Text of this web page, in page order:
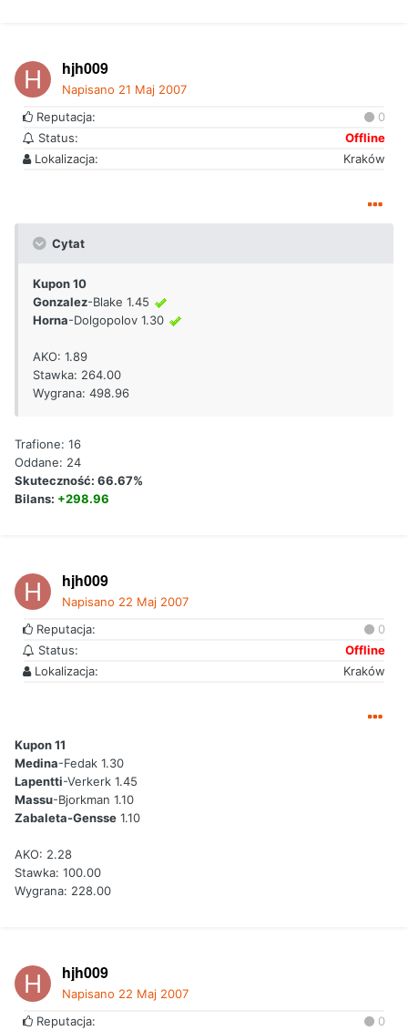
hjh009
Napisano 21 Maj 2007
Reputacja:
0
Status:
Offline
Lokalizacja:
Kraków
Cytat
Kupon 10
Gonzalez-Blake 1.45
Horna-Dolgopolov 1.30
AKO: 1.89
Stawka: 264.00
Wygrana: 498.96
Trafione: 16
Oddane: 24
Skuteczność: 66.67%
Bilans: +298.96
hjh009
Napisano 22 Maj 2007
Reputacja:
0
Status:
Offline
Lokalizacja:
Kraków
Kupon 11
Medina-Fedak 1.30
Lapentti-Verkerk 1.45
Massu-Bjorkman 1.10
Zabaleta-Gensse 1.10
AKO: 2.28
Stawka: 100.00
Wygrana: 228.00
hjh009
Napisano 22 Maj 2007
Reputacja:
0